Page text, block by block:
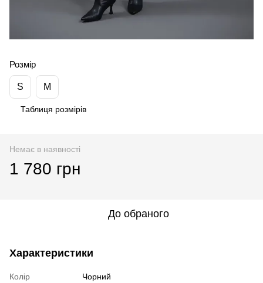
Розмір
S M
Таблиця розмірів
Немає в наявності
1 780 грн
До обраного
Характеристики
Колір
Чорний